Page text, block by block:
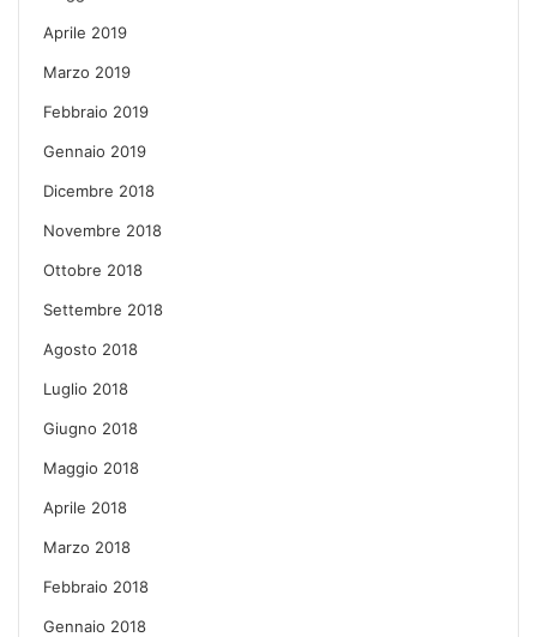
Aprile 2019
Marzo 2019
Febbraio 2019
Gennaio 2019
Dicembre 2018
Novembre 2018
Ottobre 2018
Settembre 2018
Agosto 2018
Luglio 2018
Giugno 2018
Maggio 2018
Aprile 2018
Marzo 2018
Febbraio 2018
Gennaio 2018